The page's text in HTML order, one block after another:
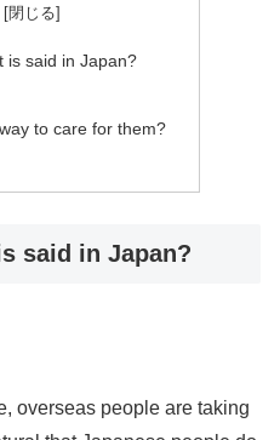
is said in Japan?
to care for them?
said in Japan?
overseas people are taking